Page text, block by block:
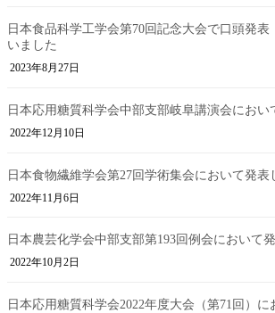
日本食品科学工学会第70回記念大会で口頭発
いました
2023年8月27日
日本応用糖質科学会中部支部岐阜講演会におい
2022年12月10日
日本食物繊維学会第27回学術集会において発表
2022年11月6日
日本農芸化学会中部支部第193回例会において
2022年10月2日
日本応用糖質科学会2022年度大会（第71回）